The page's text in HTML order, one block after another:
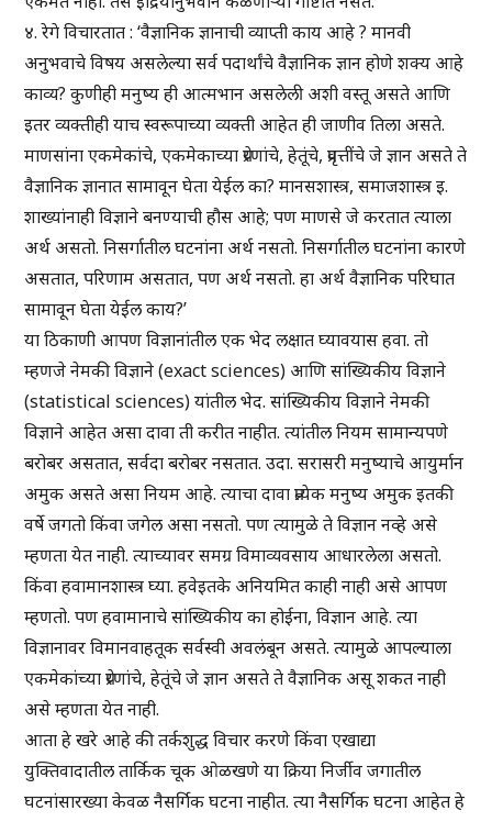
४. रेगे विचारतात : ‘वैज्ञानिक ज्ञानाची व्याप्ती काय आहे ? मानवी
अनुभवाचे विषय असलेल्या सर्व पदार्थांचे वैज्ञानिक ज्ञान होणे शक्य आहे
काव्य? कुणीही मनुष्य ही आत्मभान असलेली अशी वस्तू असते आणि
इतर व्यक्तीही याच स्वरूपाच्या व्यक्ती आहेत ही जाणीव तिला असते.
माणसांना एकमेकांचे, एकमेकाच्या प्रेरणांचे, हेतूंचे, प्रवृत्तींचे जे ज्ञान असते ते
वैज्ञानिक ज्ञानात सामावून घेता येईल का? मानसशास्त्र, समाजशास्त्र इ.
शाख्यांनाही विज्ञाने बनण्याची हौस आहे; पण माणसे जे करतात त्याला
अर्थ असतो. निसर्गातील घटनांना अर्थ नसतो. निसर्गातील घटनांना कारणे
असतात, परिणाम असतात, पण अर्थ नसतो. हा अर्थ वैज्ञानिक परिघात
सामावून घेता येईल काय?’
या ठिकाणी आपण विज्ञानांतील एक भेद लक्षात घ्यावयास हवा. तो
म्हणजे नेमकी विज्ञाने (exact sciences) आणि सांख्यिकीय विज्ञाने
(statistical sciences) यांतील भेद. सांख्यिकीय विज्ञाने नेमकी
विज्ञाने आहेत असा दावा ती करीत नाहीत. त्यांतील नियम सामान्यपणे
बरोबर असतात, सर्वदा बरोबर नसतात. उदा. सरासरी मनुष्याचे आयुर्मान
अमुक असते असा नियम आहे. त्याचा दावा प्रत्येक मनुष्य अमुक इतकी
वर्षे जगतो किंवा जगेल असा नसतो. पण त्यामुळे ते विज्ञान नव्हे असे
म्हणता येत नाही. त्याच्यावर समग्र विमाव्यवसाय आधारलेला असतो.
किंवा हवामानशास्त्र घ्या. हवेइतके अनियमित काही नाही असे आपण
म्हणतो. पण हवामानाचे सांख्यिकीय का होईना, विज्ञान आहे. त्या
विज्ञानावर विमानवाहतूक सर्वस्वी अवलंबून असते. त्यामुळे आपल्याला
एकमेकांच्या प्रेरणांचे, हेतूंचे जे ज्ञान असते ते वैज्ञानिक असू शकत नाही
असे म्हणता येत नाही.
आता हे खरे आहे की तर्कशुद्ध विचार करणे किंवा एखाद्या
युक्तिवादातील तार्किक चूक ओळखणे या क्रिया निर्जीव जगातील
घटनांसारख्या केवळ नैसर्गिक घटना नाहीत. त्या नैसर्गिक घटना आहेत हे